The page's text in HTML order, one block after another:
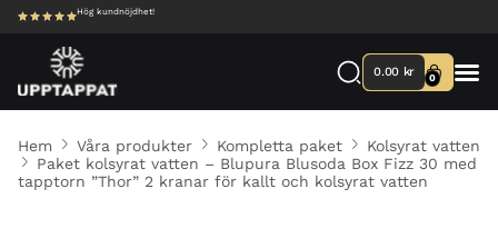
Hög kundnöjdhet!
0.00 kr 0
Hem Våra produkter Kompletta paket
Kolsyrat vatten
Paket kolsyrat vatten – Blupura Blusoda Box Fizz 30 med
tapptorn ”Thor” 2 kranar för kallt och kolsyrat vatten